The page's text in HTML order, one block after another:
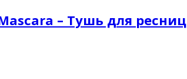
– Тушь для ресниц